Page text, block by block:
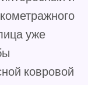
уже
ковровой